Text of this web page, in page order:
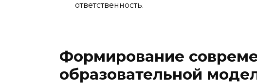
ответственность.
Формирование
образовательной